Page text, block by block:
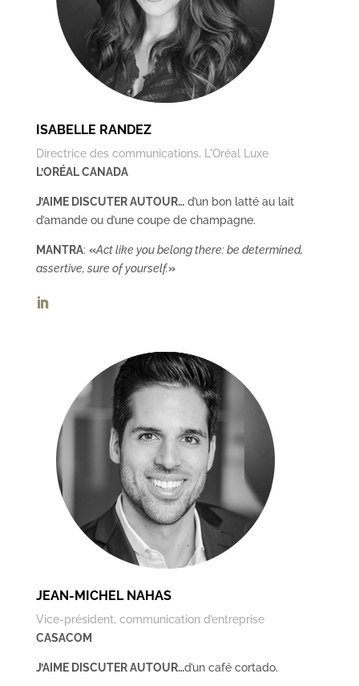
ISABELLE RANDEZ
Directrice des communications, L'Oréal Luxe
L’ORÉAL CANADA
J’AIME DISCUTER AUTOUR…d’un bon latté au lait
d’amande ou d’une coupe de champagne.
MANTRA: «Act like you belong there: be determined,
assertive, sure of yourself.»
JEAN-MICHEL NAHAS
Vice-président, communication d’entreprise
CASACOM
J’AIME DISCUTER AUTOUR…d’un café cortado.